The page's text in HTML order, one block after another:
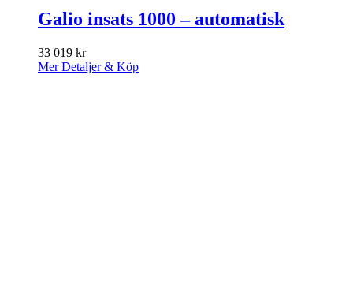
Galio insats 1000 – automatisk
33 019 kr
Mer Detaljer & Köp